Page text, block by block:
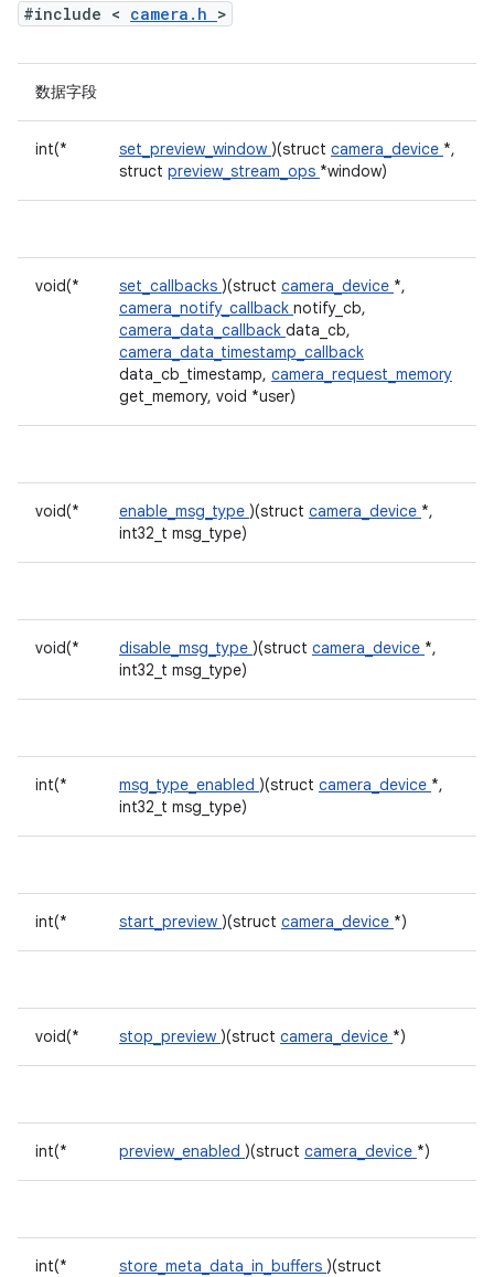
#include < camera.h >
数据字段
int(* set_preview_window )(struct camera_device *,
struct preview_stream_ops *window)
void(* set_callbacks )(struct camera_device *,
camera_notify_callback notify_cb,
camera_data_callback data_cb,
camera_data_timestamp_callback
data_cb_timestamp, camera_request_memory
get_memory, void *user)
void(* enable_msg_type )(struct camera_device *,
int32_t msg_type)
void(* disable_msg_type )(struct camera_device *,
int32_t msg_type)
int(* msg_type_enabled )(struct camera_device *,
int32_t msg_type)
int(* start_preview )(struct camera_device *)
void(* stop_preview )(struct camera_device *)
int(* preview_enabled )(struct camera_device *)
int(* store_meta_data_in_buffers )(struct